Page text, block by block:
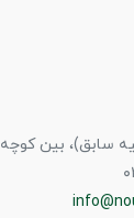
بین کوچه ۱۲ و ۱۴